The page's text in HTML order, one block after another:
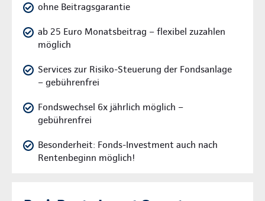
ohne Beitragsgarantie
ab 25 Euro Monatsbeitrag – flexibel zuzahlen
möglich
Services zur Risiko-Steuerung der Fondsanlage
– gebührenfrei
Fondswechsel 6x jährlich möglich –
gebührenfrei
Besonderheit: Fonds-Investment auch nach
Rentenbeginn möglich!